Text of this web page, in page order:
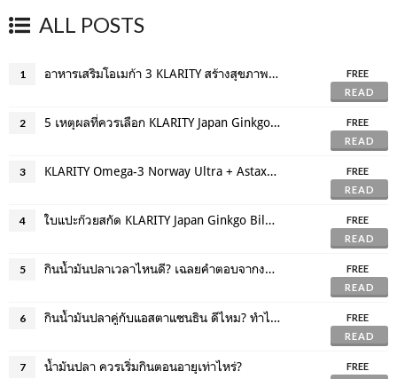
ALL POSTS
1 อาหารเสริมโอเมก้า 3 KLARITY สร้างสุขภาพที่ดีเริ่มได้วันนี้!
FREE
READ
2 5 เหตุผลที่ควรเลือก KLARITY Japan Ginkgo Biloba เสริมภูมิคุ้มกันให้ร่างกาย
FREE
READ
3 KLARITY Omega-3 Norway Ultra + Astaxanthin น้ำมันปลาดีๆ ที่สมองวัยรุ่นต้องการ!
FREE
READ
4 ใบแปะก๊วยสกัด KLARITY Japan Ginkgo Biloba คุณภาพจากญี่ปุ่น
FREE
READ
5 กินน้ำมันปลาเวลาไหนดี? เฉลยคำตอบจากงานวิจัย
FREE
READ
6 กินน้ำมันปลาคู่กับแอสตาแซนธิน ดีไหม? ทำไมต้องกินคู่กัน
FREE
READ
7 น้ำมันปลา ควรเริ่มกินตอนอายุเท่าไหร่?
FREE